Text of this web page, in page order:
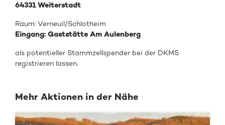
64331 Weiterstadt
Raum: Verneuil/Schlotheim
Eingang: Gaststätte Am Aulenberg
als potentieller Stammzellspender bei der DKMS
registrieren lassen.
Mehr Aktionen in der Nähe